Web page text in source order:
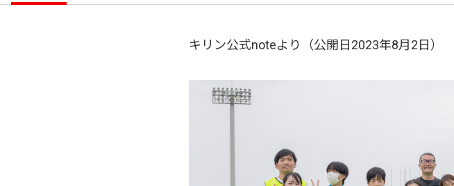
キリン公式noteより（公開日2023年8月2日）